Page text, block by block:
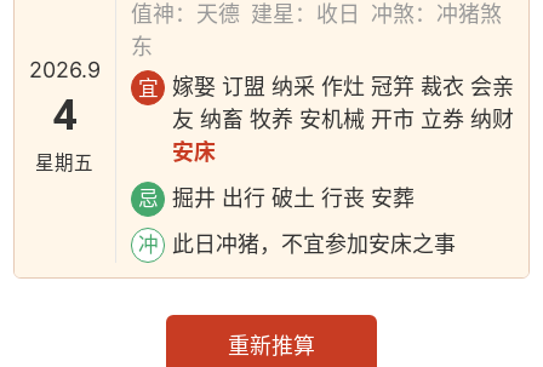
2026.9
4
星期五
值神：天德 建星：收日
冲煞：冲猪煞
东
宜
嫁娶 订盟 纳采 作灶 冠笄 裁衣 会亲
友 纳畜 牧养 安机械 开市 立券 纳财
安床
忌 掘井 出行 破土 行丧 安葬
冲 此日冲猪，不宜参加安床之事
重新推算